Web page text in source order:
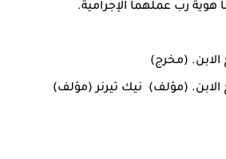
هوية رب عملهما الإجرامية.
الابن. (مخرج)
الابن. (مؤلف) نيك تيرنر (مؤلف)